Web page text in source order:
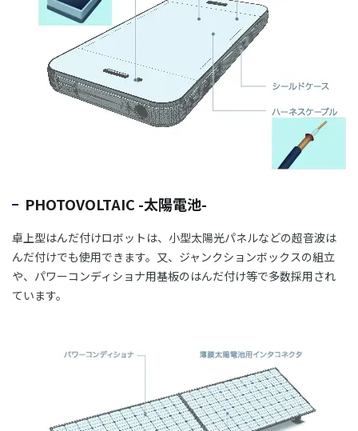
PHOTOVOLTAIC -太陽電池-
卓上型はんだ付けロボットは、小型太陽光パネルなどの超音波は
んだ付けでも使用できます。又、ジャンクションボックスの組立
や、パワーコンディショナ用基板のはんだ付け等で多数採用され
ています。